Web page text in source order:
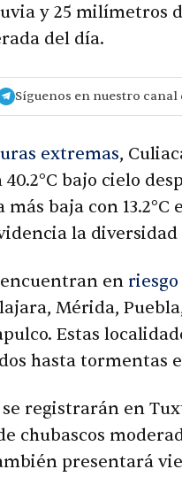
y 25 milímetros
del día.
Síguenos en nuestro canal
extremas,
bajo cielo
baja con 13.2°C
la
en
Mérida,
Estas
hasta tormentas
se registrarán en
chubascos
presentará